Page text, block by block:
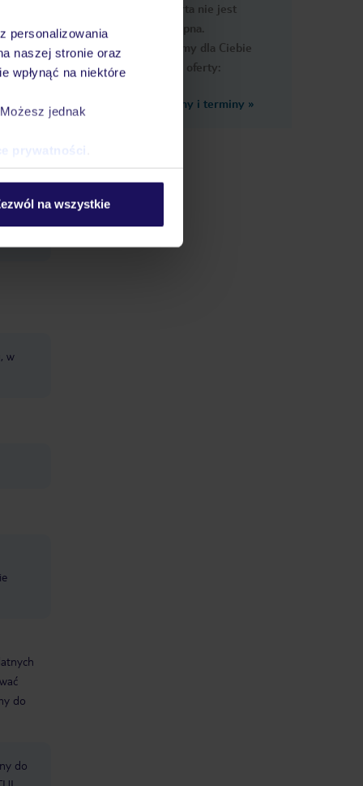
personalizowania
naszej stronie oraz
wpłynąć na niektóre
jednak
prywatności
na wszystkie
w
do
do
Ups, ta oferta nie jest
dostępna.
Przygotowaliśmy dla Ciebie
podobne oferty:
Zobacz inne ceny i terminy »